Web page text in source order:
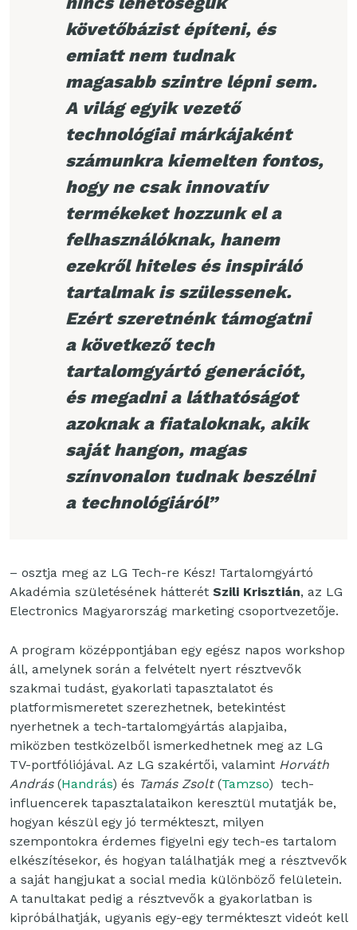
követőbázist építeni, és
emiatt nem tudnak
magasabb szintre lépni sem.
A világ egyik vezető
technológiai márkájaként
számunkra kiemelten fontos,
hogy ne csak innovatív
termékeket hozzunk el a
felhasználóknak, hanem
ezekről hiteles és inspiráló
tartalmak is szülessenek.
Ezért szeretnénk támogatni
a következő tech
tartalomgyártó generációt,
és megadni a láthatóságot
azoknak a fiataloknak, akik
saját hangon, magas
színvonalon tudnak beszélni
a technológiáról”
– osztja meg az LG Tech-re Kész! Tartalomgyártó
Akadémia születésének hátterét Szili Krisztián, az LG
Electronics Magyarország marketing csoportvezetője.
A program középpontjában egy egész napos workshop
áll, amelynek során a felvételt nyert résztvevők
szakmai tudást, gyakorlati tapasztalatot és
platformismeretet szerezhetnek, betekintést
nyerhetnek a tech-tartalomgyártás alapjaiba,
miközben testközelből ismerkedhetnek meg az LG
TV-portfóliójával. Az LG szakértői, valamint Horváth
András(Handrás) és Tamás Zsolt(Tamzso) tech-
influencerek tapasztalataikon keresztül mutatják be,
hogyan készül egy jó termékteszt, milyen
szempontokra érdemes figyelni egy tech-es tartalom
elkészítésekor, és hogyan találhatják meg a résztvevők
a saját hangjukat a social media különböző felületein.
A tanultakat pedig a résztvevők a gyakorlatban is
kipróbálhatják, ugyanis egy-egy termékteszt videót kell